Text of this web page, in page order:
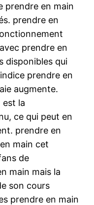
prendre en main
prendre en
prendre en
disponibles qui
prendre en
augmente.
est la
ce qui peut en
prendre en
main cet
de
main mais la
son cours
prendre en main